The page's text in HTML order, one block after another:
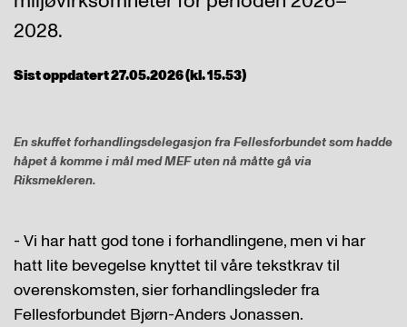
2028.
Sist oppdatert 27.05.2026 (kl. 15.53)
En skuffet forhandlingsdelegasjon fra Fellesforbundet som hadde
håpet å komme i mål med MEF uten nå måtte gå via
Riksmekleren.
- Vi har hatt god tone i forhandlingene, men vi har
hatt lite bevegelse knyttet til våre tekstkrav til
overenskomsten, sier forhandlingsleder fra
Fellesforbundet Bjørn-Anders Jonassen.